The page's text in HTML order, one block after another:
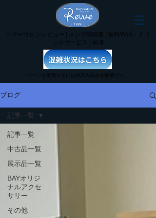
ヘアーサロンレビュー | メンズ理容室 | 無料Wifi・ドリ
ンクサービス | 草津
ページを更新するには再読み込みが必要です。
ブログ
記事一覧
中古品一覧
展示品一覧
BAYオリジ
ナルアクセ
サリー
その他
記事一覧